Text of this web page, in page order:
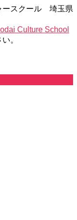
ースクール 埼玉県
。